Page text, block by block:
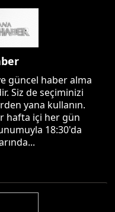
güncel haber alma
Siz de seçiminizi
yana kullanın.
hafta içi her gün
18:30'da